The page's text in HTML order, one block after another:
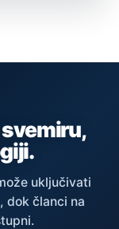
uključivati
dok članci na